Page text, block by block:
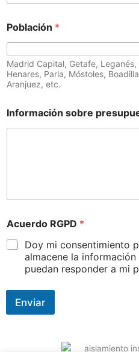
Población *
Madrid Capital, Getafe,
Henares, Parla, Móstoles,
Aranjuez, etc.
Información sobre
Acuerdo RGPD *
Doy mi consentimiento
almacene la
puedan responder a mi
Enviar